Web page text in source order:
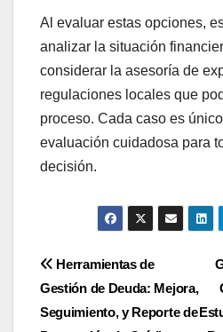
La liquidación de deudas
acreedores para pagar una
deuda total. Este proceso
para quienes enfrentan
graves y no pueden cumplir
Sin embargo, la liquidación
en algunos casos, puede
implicaciones legales y
por esta estrategia.